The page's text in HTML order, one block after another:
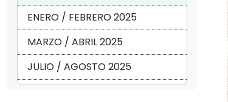
ENERO / FEBRERO 2025
MARZO / ABRIL 2025
JULIO / AGOSTO 2025